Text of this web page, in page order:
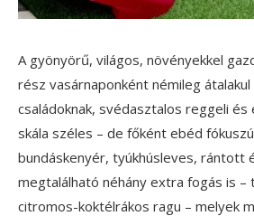
A gyönyörű, világos, növényekkel
rész vasárnaponként némileg
családoknak, svédasztalos reggeli és
skála széles – de főként ebéd
bundáskenyér, tyúkhúsleves, rántott
megtalálható néhány extra fogás is –
citromos-koktélrákos ragu – melyek